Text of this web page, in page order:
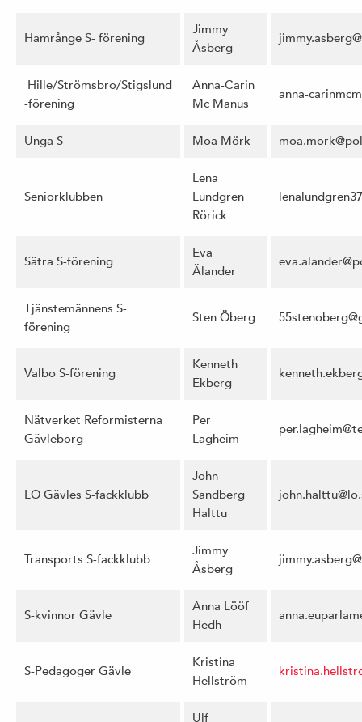
Hamrånge S- förening
Jimmy
Åsberg
Hille/Strömsbro/Stigslund
-förening
Anna-Carin
Mc Manus
anna-
Unga S Moa Mörk
Seniorklubben
Lena
Lundgren
Rörick
Sätra S-förening
Eva
Älander
Tjänstemännens S-
förening
Sten Öberg
Valbo S-förening
Kenneth
Ekberg
Nätverket Reformisterna
Gävleborg
Per
Lagheim
LO Gävles S-fackklubb
John
Sandberg
Halttu
Transports S-fackklubb
Jimmy
Åsberg
S-kvinnor Gävle
Anna Lööf
Hedh
S-Pedagoger Gävle
Kristina
Hellström
Ulf